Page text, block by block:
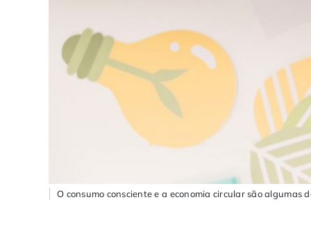
O consumo consciente e a economia circular são